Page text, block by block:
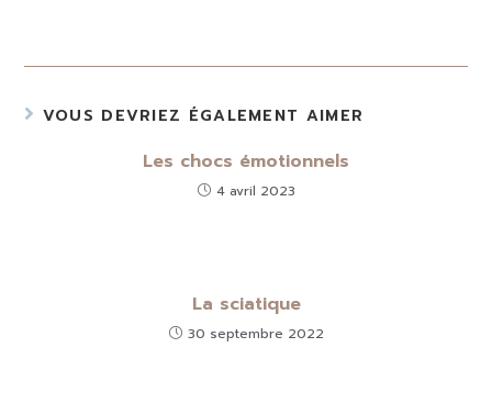
VOUS DEVRIEZ ÉGALEMENT AIMER
Les chocs émotionnels
4 avril 2023
La sciatique
30 septembre 2022